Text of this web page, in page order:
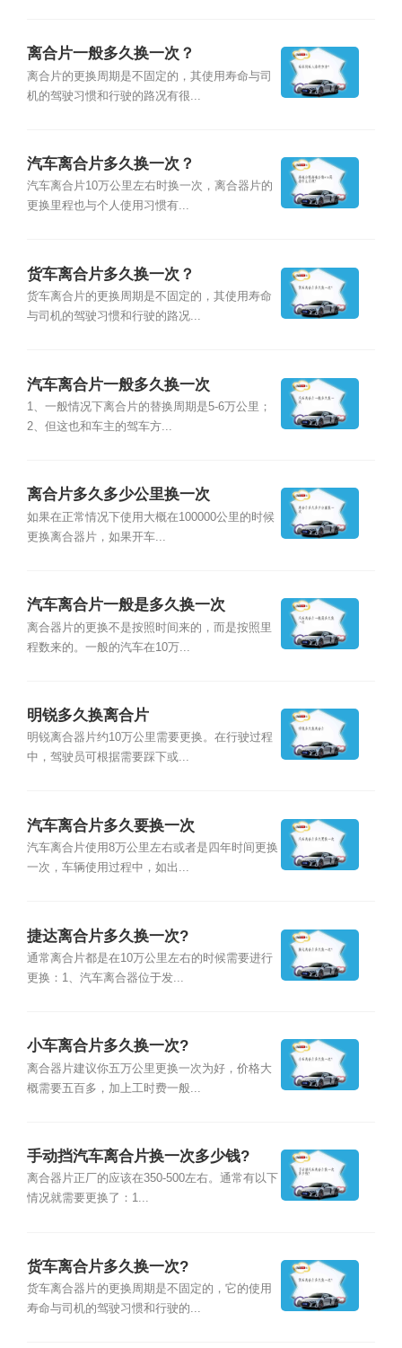
离合片一般多久换一次？
离合片的更换周期是不固定的，其使用寿命与司
机的驾驶习惯和行驶的路况有很...
汽车离合片多久换一次？
汽车离合片10万公里左右时换一次，离合器片的
更换里程也与个人使用习惯有...
货车离合片多久换一次？
货车离合片的更换周期是不固定的，其使用寿命
与司机的驾驶习惯和行驶的路况...
汽车离合片一般多久换一次
1、一般情况下离合片的替换周期是5-6万公里；
2、但这也和车主的驾车方...
离合片多久多少公里换一次
如果在正常情况下使用大概在100000公里的时候
更换离合器片，如果开车...
汽车离合片一般是多久换一次
离合器片的更换不是按照时间来的，而是按照里
程数来的。一般的汽车在10万...
明锐多久换离合片
明锐离合器片约10万公里需要更换。在行驶过程
中，驾驶员可根据需要踩下或...
汽车离合片多久要换一次
汽车离合片使用8万公里左右或者是四年时间更换
一次，车辆使用过程中，如出...
捷达离合片多久换一次?
通常离合片都是在10万公里左右的时候需要进行
更换：1、汽车离合器位于发...
小车离合片多久换一次?
离合器片建议你五万公里更换一次为好，价格大
概需要五百多，加上工时费一般...
手动挡汽车离合片换一次多少钱?
离合器片正厂的应该在350-500左右。通常有以下
情况就需要更换了：1...
货车离合片多久换一次?
货车离合器片的更换周期是不固定的，它的使用
寿命与司机的驾驶习惯和行驶的...